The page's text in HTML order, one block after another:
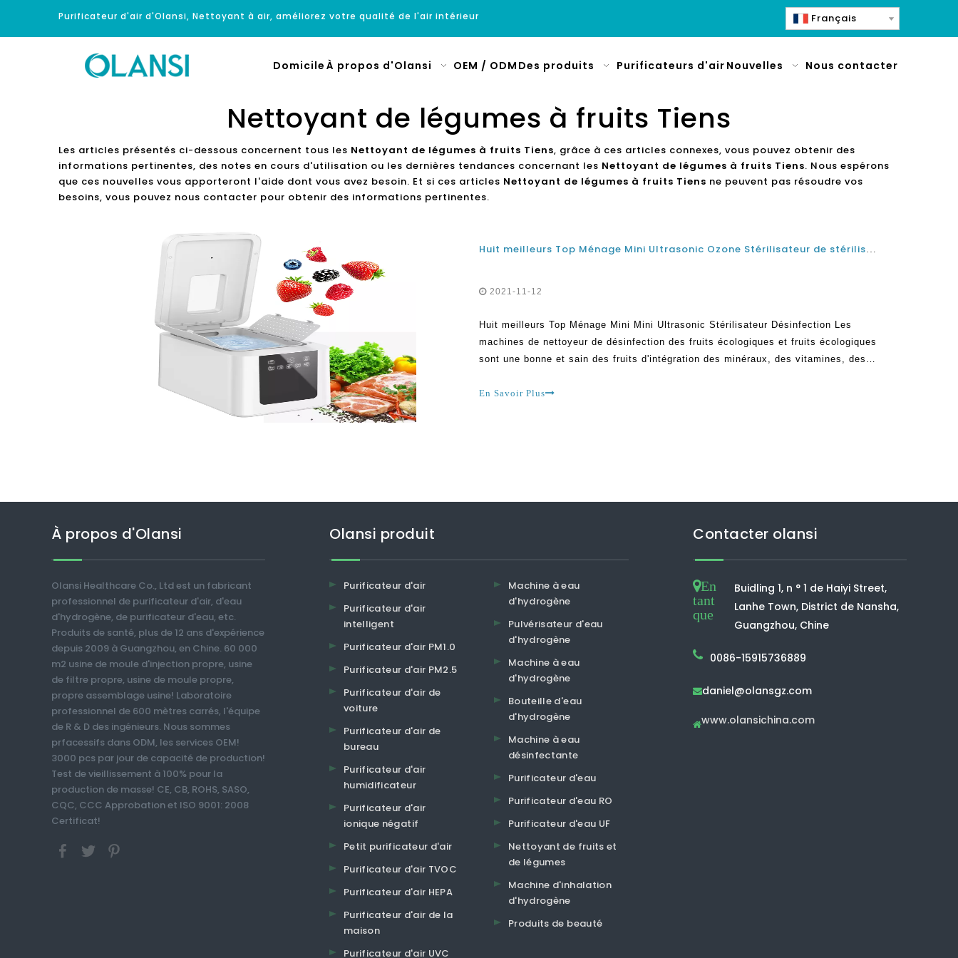
Purificateur d'air d'Olansi, Nettoyant à air, améliorez votre qualité de l'air intérieur Français
Domicile À propos d'Olansi OEM / ODM Des produits Purificateurs d'air Nouvelles Nous contacter
Nettoyant de légumes à fruits Tiens
Les articles présentés ci-dessous concernent tous les Nettoyant de légumes à fruits Tiens, grâce à ces articles connexes, vous pouvez obtenir des
informations pertinentes, des notes en cours d'utilisation ou les dernières tendances concernant les Nettoyant de légumes à fruits Tiens. Nous espérons
que ces nouvelles vous apporteront l'aide dont vous avez besoin. Et si ces articles Nettoyant de légumes à fruits Tiens ne peuvent pas résoudre vos
besoins, vous pouvez nous contacter pour obtenir des informations pertinentes.
Huit meilleurs Top Ménage Mini Ultrasonic Ozone Stérilisateur de stérilisateur à ultrasons Désinfection Machines à nettoyeur écologique
2021-11-12
Huit meilleurs Top Ménage Mini Mini Ultrasonic Stérilisateur Désinfection Les
machines de nettoyeur de désinfection des fruits écologiques et fruits écologiques
sont une bonne et sain des fruits d'intégration des minéraux, des vitamines, des
légumes frais et des fruits
En Savoir Plus
À propos d'Olansi
Olansi Healthcare Co., Ltd est un fabricant
professionnel de purificateur d'air, d'eau
d'hydrogène, de purificateur d'eau, etc.
Produits de santé, plus de 12 ans d'expérience
depuis 2009 à Guangzhou, en Chine. 60 000
m2 usine de moule d'injection propre, usine
de filtre propre, usine de moule propre,
propre assemblage usine! Laboratoire
professionnel de 600 mètres carrés, l'équipe
de R & D des ingénieurs. Nous sommes
prfacessifs dans ODM, les services OEM!
3000 pcs par jour de capacité de production!
Test de vieillissement à 100% pour la
production de masse! CE, CB, ROHS, SASO,
CQC, CCC Approbation et ISO 9001: 2008
Certificat!
Olansi produit
Purificateur d'air
Purificateur d'air
intelligent
Purificateur d'air PM1.0
Purificateur d'air PM2.5
Purificateur d'air de
voiture
Purificateur d'air de
bureau
Purificateur d'air
humidificateur
Purificateur d'air
ionique négatif
Petit purificateur d'air
Purificateur d'air TVOC
Purificateur d'air HEPA
Purificateur d'air de la
maison
Purificateur d'air UVC
Machine à eau
d'hydrogène
Pulvérisateur d'eau
d'hydrogène
Machine à eau
d'hydrogène
Bouteille d'eau
d'hydrogène
Machine à eau
désinfectante
Purificateur d'eau
Purificateur d'eau RO
Purificateur d'eau UF
Nettoyant de fruits et
de légumes
Machine d'inhalation
d'hydrogène
Produits de beauté
Contacter olansi
En
tant
que
Buidling 1, n ° 1 de Haiyi Street,
Lanhe Town, District de Nansha,
Guangzhou, Chine
0086-15915736889
daniel@olansgz.com
www.olansichina.com